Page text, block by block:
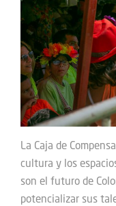
La Caja de
cultura y los
son el futuro de
potencializar sus